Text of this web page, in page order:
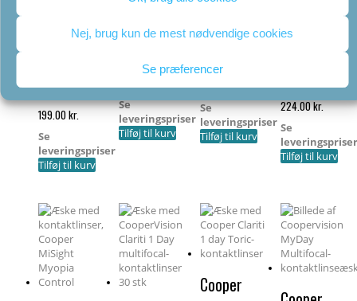
Nej, brug kun de mest nødvendige cookies
Se præferencer
day Extra
(30 linser)
199.00kr.
Se
leveringspriser
Tilføj til kurv
MyDay
Se
leveringspriser
Tilføj til kurv
day
Multifocal
215.00kr.
Se
leveringspriser
Tilføj til kurv
Clariti 1 day
224.00kr.
Se
leveringspriser
Tilføj til kurv
Cooper